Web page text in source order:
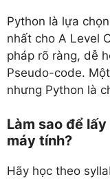
Python là lựa
nhất cho A Level
pháp rõ ràng, dễ
Pseudo-code.
nhưng Python là
Làm sao để
máy tính?
Hãy học theo